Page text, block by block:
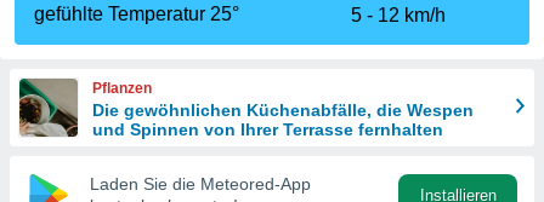
diese
die
gefühlte Temperatur 25°
5
12 km/h
Pflanzen
Die gewöhnlichen Küchenabfälle, die Wespen
und Spinnen von Ihrer Terrasse fernhalten
Laden Sie die Meteored-App
Installieren